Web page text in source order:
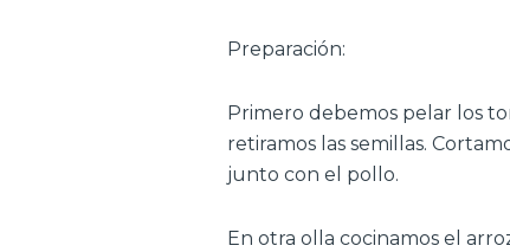
Preparación:
Primero debemos pelar los
retiramos las semillas.
junto con el pollo.
En otra olla cocinamos el